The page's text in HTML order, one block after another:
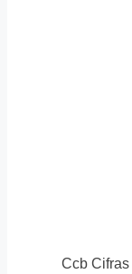
Ccb